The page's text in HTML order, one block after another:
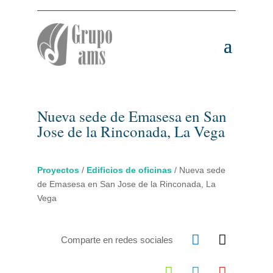
Nueva sede de Emasesa en San
Jose de la Rinconada, La Vega
Proyectos/ Edificios de oficinas/ Nueva sede
de Emasesa en San Jose de la Rinconada, La
Vega
Comparte en redes sociales  